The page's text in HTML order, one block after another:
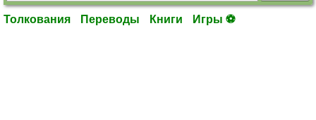
Толкования Переводы Книги Игры ⚽